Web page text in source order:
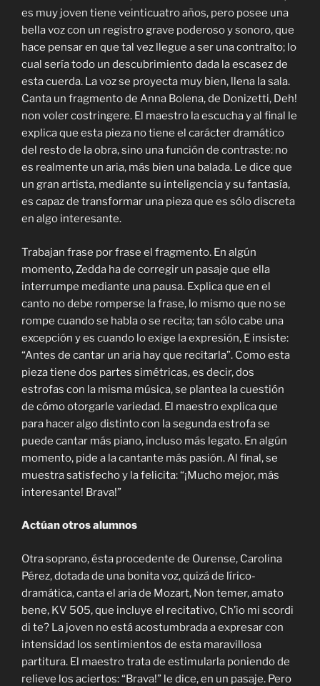
es muy joven tiene veinticuatro años, pero posee una
bella voz con un registro grave poderoso y sonoro, que
hace pensar en que tal vez llegue a ser una contralto; lo
cual sería todo un descubrimiento dada la escasez de
esta cuerda. La voz se proyecta muy bien, llena la sala.
Canta un fragmento de Anna Bolena, de Donizetti, Deh!
non voler costringere. El maestro la escucha y al final le
explica que esta pieza no tiene el carácter dramático
del resto de la obra, sino una función de contraste: no
es realmente un aria, más bien una balada. Le dice que
un gran artista, mediante su inteligencia y su fantasía,
es capaz de transformar una pieza que es sólo discreta
en algo interesante.
Trabajan frase por frase el fragmento. En algún
momento, Zedda ha de corregir un pasaje que ella
interrumpe mediante una pausa. Explica que en el
canto no debe romperse la frase, lo mismo que no se
rompe cuando se habla o se recita; tan sólo cabe una
excepción y es cuando lo exige la expresión, E insiste:
“Antes de cantar un aria hay que recitarla”. Como esta
pieza tiene dos partes simétricas, es decir, dos
estrofas con la misma música, se plantea la cuestión
de cómo otorgarle variedad. El maestro explica que
para hacer algo distinto con la segunda estrofa se
puede cantar más piano, incluso más legato. En algún
momento, pide a la cantante más pasión. Al final, se
muestra satisfecho y la felicita: “¡Mucho mejor, más
interesante! Brava!”
Actúan otros alumnos
Otra soprano, ésta procedente de Ourense, Carolina
Pérez, dotada de una bonita voz, quizá de lírico-
dramática, canta el aria de Mozart, Non temer, amato
bene, KV 505, que incluye el recitativo, Ch’io mi scordi
di te? La joven no está acostumbrada a expresar con
intensidad los sentimientos de esta maravillosa
partitura. El maestro trata de estimularla poniendo de
relieve los aciertos: “Brava!” le dice, en un pasaje. Pero